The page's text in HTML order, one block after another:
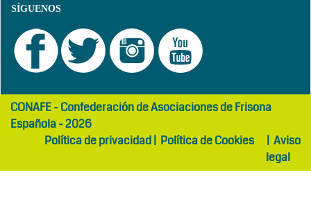
SÍGUENOS
girls
abaya
maltepe
otelCONAFE - Confederación de Asociaciones de Frisona
Española - 2026
Política de privacidad| Política de Cookies | Aviso
legal